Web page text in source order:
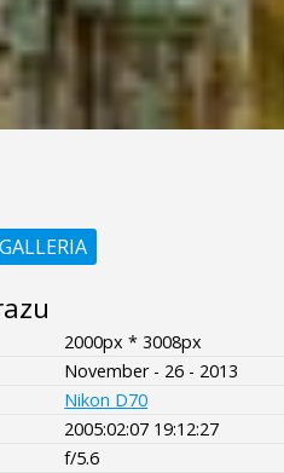
GALLERIA
2000px * 3008px
November - 26 - 2013
Nikon D70
2005:02:07 19:12:27
f/5.6